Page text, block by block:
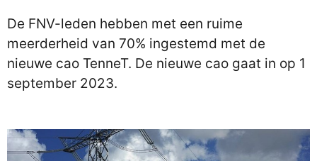
De FNV-leden hebben met een ruime
meerderheid van 70% ingestemd met de
nieuwe cao TenneT. De nieuwe cao gaat in op 1
september 2023.